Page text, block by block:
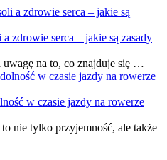
zdrowie serca – jakie są zasady
uwagę na to, co znajduje się …
w czasie jazdy na rowerze
nie tylko przyjemność, ale także